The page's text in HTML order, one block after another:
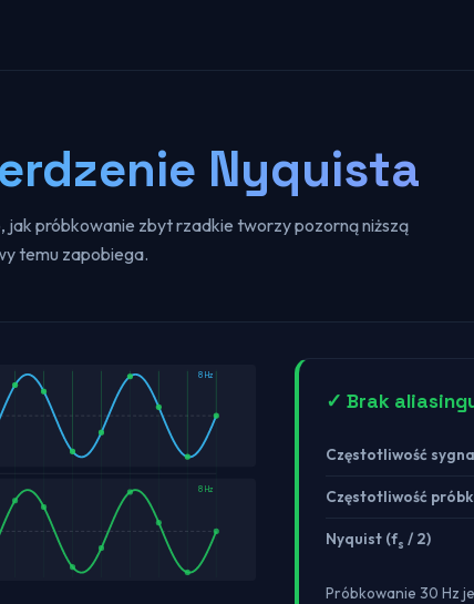
Nyquista
jak próbkowanie zbyt rzadkie tworzy pozorną niższą
temu zapobiega.
8 Hz
8 Hz
✓ Brak
Częstotliwość
Częstotliwość
Nyquist (fs / 2)
Próbkowanie 30 Hz